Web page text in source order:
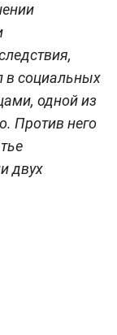
в социальных
одной из
Против него
двух